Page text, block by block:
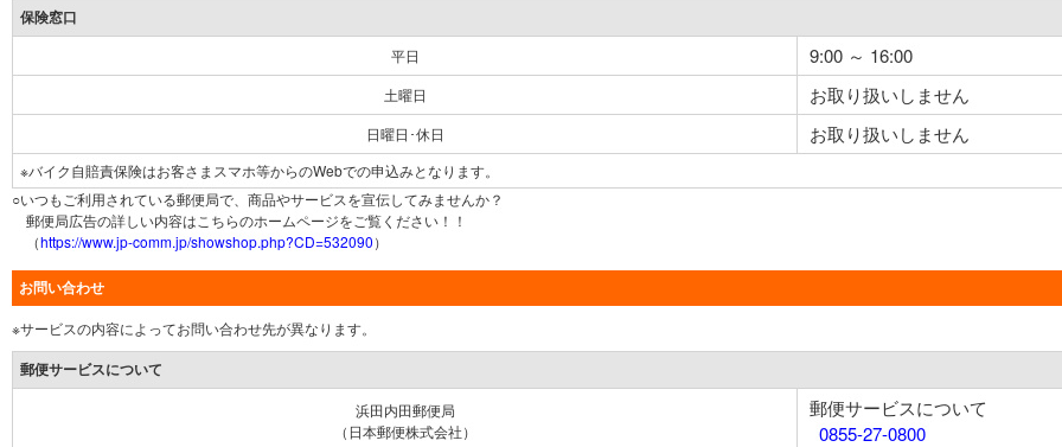
保険窓口
平日 9:00 ～ 16:00
土曜日 お取り扱いしません
日曜日･休日 お取り扱いしません
※バイク自賠責保険はお客さまスマホ等からのWebでの申込みとなります。
○いつもご利用されている郵便局で、商品やサービスを宣伝してみませんか？
郵便局広告の詳しい内容はこちらのホームページをご覧ください！！
（https://www.jp-comm.jp/showshop.php?CD=532090）
お問い合わせ
※サービスの内容によってお問い合わせ先が異なります。
郵便サービスについて
浜田内田郵便局
（日本郵便株式会社）
郵便サービスについて
0855-27-0800